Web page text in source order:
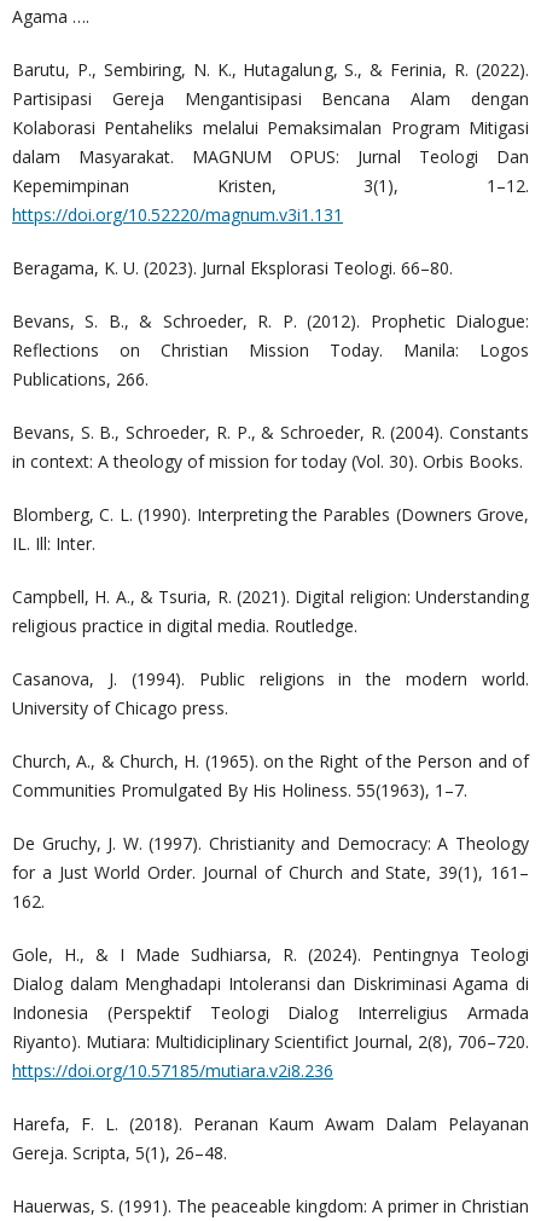
Agama ….
Barutu, P., Sembiring, N. K., Hutagalung, S., & Ferinia, R. (2022).
Partisipasi Gereja Mengantisipasi Bencana Alam dengan
Kolaborasi Pentaheliks melalui Pemaksimalan Program Mitigasi
dalam Masyarakat. MAGNUM OPUS: Jurnal Teologi Dan
Kepemimpinan Kristen, 3(1), 1–12.
https://doi.org/10.52220/magnum.v3i1.131
Beragama, K. U. (2023). Jurnal Eksplorasi Teologi. 66–80.
Bevans, S. B., & Schroeder, R. P. (2012). Prophetic Dialogue:
Reflections on Christian Mission Today. Manila: Logos
Publications, 266.
Bevans, S. B., Schroeder, R. P., & Schroeder, R. (2004). Constants
in context: A theology of mission for today (Vol. 30). Orbis Books.
Blomberg, C. L. (1990). Interpreting the Parables (Downers Grove,
IL. Ill: Inter.
Campbell, H. A., & Tsuria, R. (2021). Digital religion: Understanding
religious practice in digital media. Routledge.
Casanova, J. (1994). Public religions in the modern world.
University of Chicago press.
Church, A., & Church, H. (1965). on the Right of the Person and of
Communities Promulgated By His Holiness. 55(1963), 1–7.
De Gruchy, J. W. (1997). Christianity and Democracy: A Theology
for a Just World Order. Journal of Church and State, 39(1), 161–
162.
Gole, H., & I Made Sudhiarsa, R. (2024). Pentingnya Teologi
Dialog dalam Menghadapi Intoleransi dan Diskriminasi Agama di
Indonesia (Perspektif Teologi Dialog Interreligius Armada
Riyanto). Mutiara: Multidiciplinary Scientifict Journal, 2(8), 706–720.
https://doi.org/10.57185/mutiara.v2i8.236
Harefa, F. L. (2018). Peranan Kaum Awam Dalam Pelayanan
Gereja. Scripta, 5(1), 26–48.
Hauerwas, S. (1991). The peaceable kingdom: A primer in Christian